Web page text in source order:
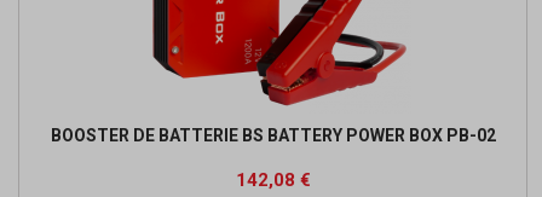
BOOSTER DE BATTERIE BS BATTERY POWER BOX PB-02
Prix
142,08 €Prix